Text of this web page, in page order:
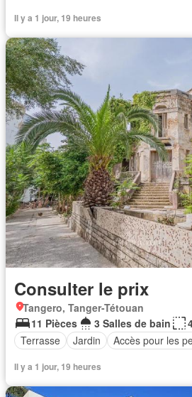
Il y a 1 jour, 19 heures
Consulter le prix
Tangero, Tanger-Tétouan
11 Pièces
3 Salles de bain
Terrasse
Jardin Accès pour les
Il y a 1 jour, 19 heures